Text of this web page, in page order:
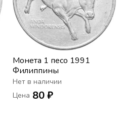
Монета 1 песо 1991
Филиппины
Нет в наличии
Цена 80 ₽